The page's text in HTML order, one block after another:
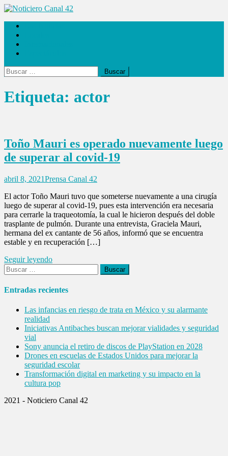
Saltar
contenido
Noticiero Canal 42
Buscar:
Etiqueta: actor
Toño Mauri es operado nuevamente luego
de superar al covid-19
abril 8, 2021Prensa Canal 42
El actor Toño Mauri tuvo que someterse nuevamente a una cirugía
luego de superar al covid-19, pues esta intervención era necesaria
para cerrarle la traqueotomía, la cual le hicieron después del doble
trasplante de pulmón. Durante una entrevista, Graciela Mauri,
hermana del ex cantante de 56 años, informó que se encuentra
estable y en recuperación […]
Seguir leyendo
Buscar:
Entradas recientes
Las infancias en riesgo de trata en México y su alarmante
realidad
Iniciativas Antibaches buscan mejorar vialidades y seguridad
vial
Sony anuncia el retiro de discos de PlayStation en 2028
Drones en escuelas de Estados Unidos para mejorar la
seguridad escolar
Transformación digital en marketing y su impacto en la
cultura pop
2021 - Noticiero Canal 42